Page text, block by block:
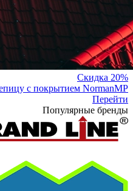
Скидка 20%
с покрытием NormanMP
Перейти
Популярные бренды